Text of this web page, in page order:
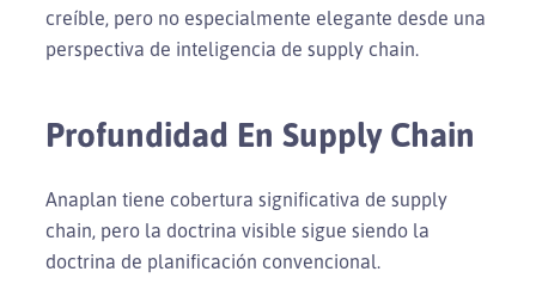
creíble, pero no especialmente elegante desde una
perspectiva de inteligencia de supply chain.
Profundidad En Supply Chain
Anaplan tiene cobertura significativa de supply
chain, pero la doctrina visible sigue siendo la
doctrina de planificación convencional.